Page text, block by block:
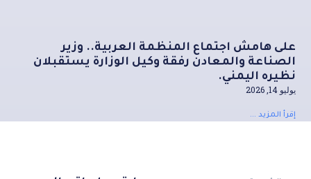
على هامش اجتماع المنظمة العربية.. وزير
الصناعة والمعادن رفقة وكيل الوزارة يستقبلان
نظيره اليمني.
يوليو 14, 2026
إقرأ المزيد ...